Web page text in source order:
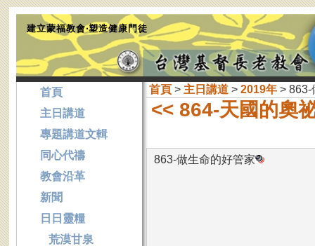
建立蒙福教會‧塑造健康門徒
首頁> 主日講道> 2019年> 863-
<< 864-天國的奧
863-做生命的好管家
首頁
主日講道
專題講道文輯
同心代禱
教會沿革
新聞
日日靈糧
荒漠甘泉